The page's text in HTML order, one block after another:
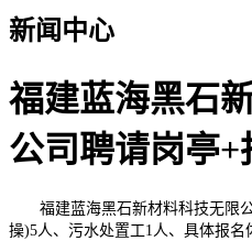
新闻中心
福建蓝海黑石
公司聘请岗亭+
福建蓝海黑石新材料科技无限公
操)5人、污水处置工1人、具体报